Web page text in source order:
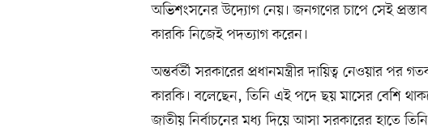
অভিশংসনের উদ্যোগ নেয়। জনগণের চাপে সেই
কারকি নিজেই পদত্যাগ করেন।
অন্তর্বর্তী সরকারের প্রধানমন্ত্রীর দায়িত্ব নেওয়ার
কারকি। বলেছেন, তিনি এই পদে ছয় মাসের বেশি
জাতীয় নির্বাচনের মধ্য দিয়ে আসা সরকারের হাতে